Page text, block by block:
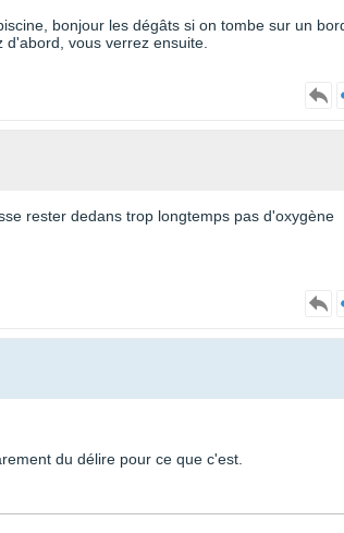
bonjour les dégâts si on tombe sur un
vous verrez ensuite.
rester dedans trop longtemps pas d'oxygène
du délire pour ce que c'est.